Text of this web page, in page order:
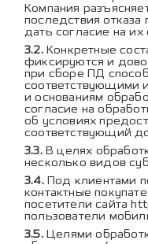
Компания
последствия
дать согласие на их
Конкретные
фиксируются и
при сборе ПД
соответствующими
и основаниям
согласие на
об условиях
соответствующий
В целях
несколько видов
Под клиентами
контактные
посетители сайта
пользователи
Целями